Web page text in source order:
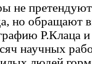
не претендуют
но обращают
Р.Клаца и
научных